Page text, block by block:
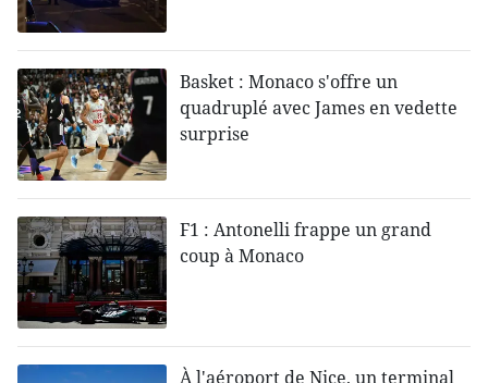
Basket : Monaco s'offre un
quadruplé avec James en vedette
surprise
F1 : Antonelli frappe un grand
coup à Monaco
À l'aéroport de Nice, un terminal